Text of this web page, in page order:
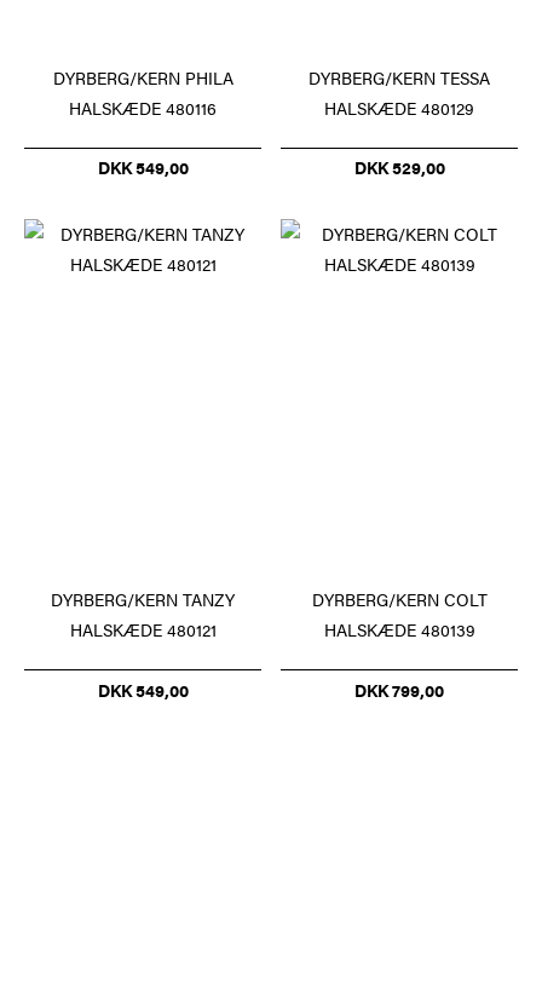
DYRBERG/KERN PHILA
HALSKÆDE 480116
DKK 549,00
DYRBERG/KERN TESSA
HALSKÆDE 480129
DKK 529,00
DYRBERG/KERN TANZY
HALSKÆDE 480121
DKK 549,00
DYRBERG/KERN COLT
HALSKÆDE 480139
DKK 799,00